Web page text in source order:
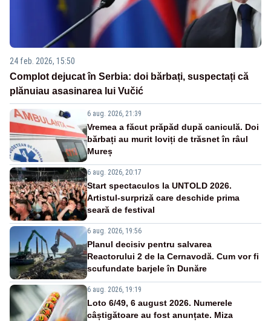
24 feb. 2026, 15:50
Complot dejucat în Serbia: doi bărbați, suspectați că
plănuiau asasinarea lui Vučić
6 aug. 2026, 21:39
Vremea a făcut prăpăd după caniculă. Doi
bărbați au murit loviți de trăsnet în râul
Mureș
6 aug. 2026, 20:17
Start spectaculos la UNTOLD 2026.
Artistul-surpriză care deschide prima
seară de festival
6 aug. 2026, 19:56
Planul decisiv pentru salvarea
Reactorului 2 de la Cernavodă. Cum vor fi
scufundate barjele în Dunăre
6 aug. 2026, 19:19
Loto 6/49, 6 august 2026. Numerele
câștigătoare au fost anunțate. Miza